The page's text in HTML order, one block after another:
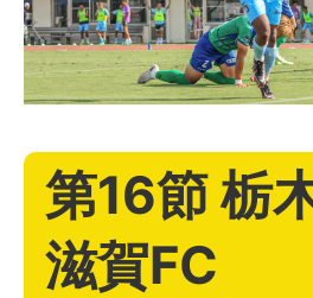
第16節 栃
滋賀FC